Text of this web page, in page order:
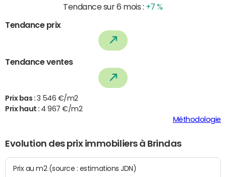
Tendance sur 6 mois : +7 %
Tendance prix
Tendance ventes
Prix bas : 3 546 €/m2
Prix haut : 4 967 €/m2
Méthodologie
Evolution des prix immobiliers à Brindas
Prix au m2 (source : estimations JDN)